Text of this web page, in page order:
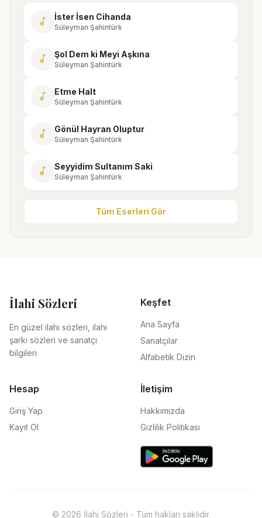
music_note İster İsen Cihanda
Süleyman Şahintürk
music_note Şol Dem ki Meyi Aşkına
Süleyman Şahintürk
music_note Etme Halt
Süleyman Şahintürk
music_note Gönül Hayran Oluptur
Süleyman Şahintürk
music_note Seyyidim Sultanım Saki
Süleyman Şahintürk
Tüm Eserleri Gör
İlahi Sözleri
En güzel ilahi sözleri, ilahi
şarkı sözleri ve sanatçı
bilgileri
Keşfet
Ana Sayfa
Sanatçılar
Alfabetik Dizin
Hesap
Giriş Yap
Kayıt Ol
İletişim
Hakkımızda
Gizlilik Politikası
© 2026 İlahi Sözleri - Tüm hakları saklıdır.